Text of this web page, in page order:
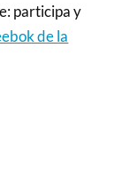
participa y
de la